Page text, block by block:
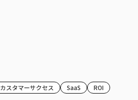
カスタマーサクセス SaaS ROI